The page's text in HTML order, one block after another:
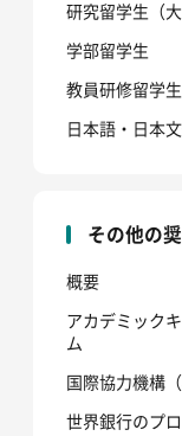
研究留学生（大
学部留学生
教員研修留学生
日本語・日本
その他の
概要
アカデミック
ム
国際協力機構（
世界銀行のプ